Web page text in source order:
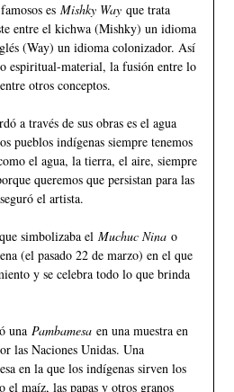
es Mishky Wayque trata
entre el kichwa (Mishky) un idioma
(Way) un idioma colonizador. Así
espiritual-material, la fusión entre lo
otros conceptos.
a través de sus obras es el agua
pueblos indígenas siempre tenemos
el agua, la tierra, el aire, siempre
queremos que persistan para las
el artista.
simbolizaba el Muchuc Ninao
(el pasado 22 de marzo) en el que
y se celebra todo lo que brinda
una Pambamesaen una muestra en
las Naciones Unidas. Una
en la que los indígenas sirven los
el maíz, las papas y otros granos